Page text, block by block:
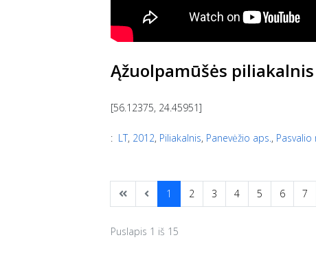
Ąžuolpamūšės piliakalnis
[56.12375, 24.45951]
: LT, 2012, Piliakalnis, Panevėžio aps., Pasvalio
1 2 3 4 5 6 7
Puslapis 1 iš 15